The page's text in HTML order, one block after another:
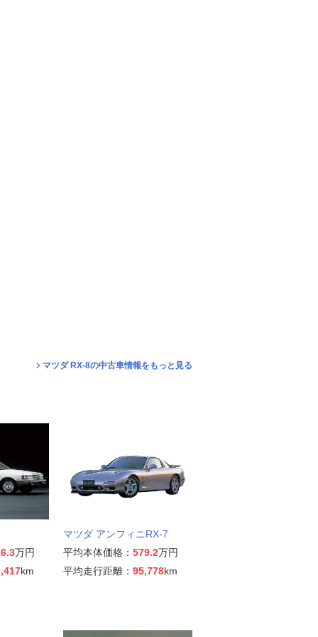
マツダ RX-8の中古車情報をもっと見る
万円
km
マツダ アンフィニRX-7
平均本体価格： 579.2万円
平均走行距離： 95,778km